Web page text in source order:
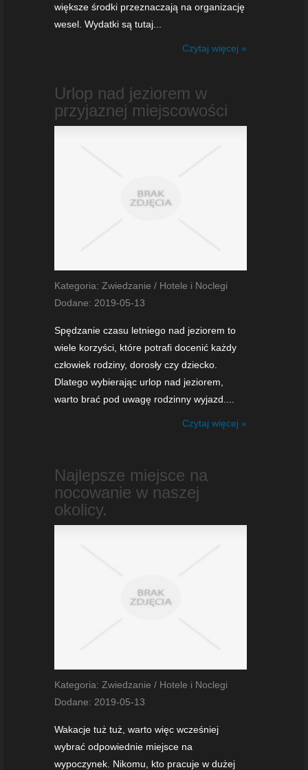
większe środki przeznaczają na organizację
wesel. Wydatki są tutaj...
Czytaj więcej »
Urlop nad jeziorem w
przyjaznej miejscowości
Kategoria: Zwiedzanie / Hotele i Noclegi
Dodane: 2019-05-13
Spędzanie czasu letniego nad jeziorem to
wiele korzyści, które potrafi docenić każdy
człowiek rodziny, dorosły czy dziecko.
Dlatego wybierając urlop nad jeziorem,
warto brać pod uwagę rodzinny wyjazd....
Czytaj więcej »
Najlepsze miejsce na
nocowanie w naszej
okolicy.
Kategoria: Zwiedzanie / Hotele i Noclegi
Dodane: 2019-05-13
Wakacje tuż tuż, warto więc wcześniej
wybrać odpowiednie miejsce na
wypoczynek. Nikomu, kto pracuje w dużej